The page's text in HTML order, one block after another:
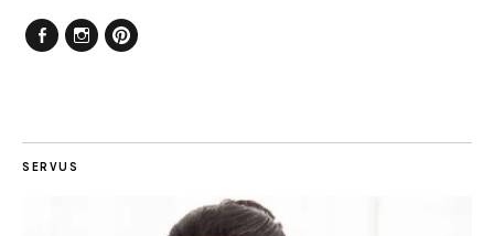
SERVUS